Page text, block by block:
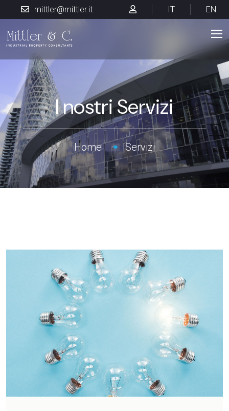
mittler@mittler.it IT EN
I nostri Servizi
Home Servizi